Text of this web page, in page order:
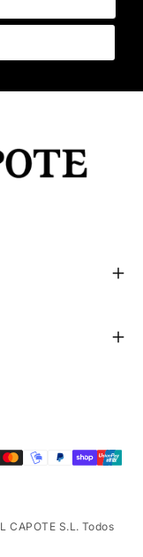
CAPOTE S.L. Todos